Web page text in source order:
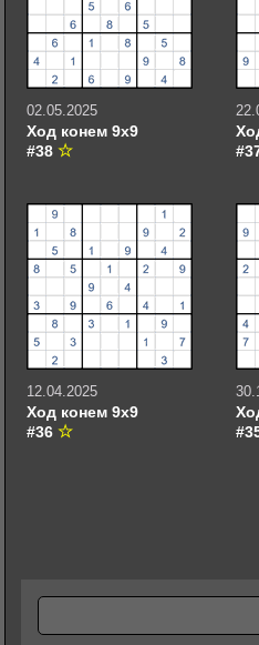
02.05.2025
Ход конем 9х9
#38
12.04.2025
Ход конем 9х9
#36